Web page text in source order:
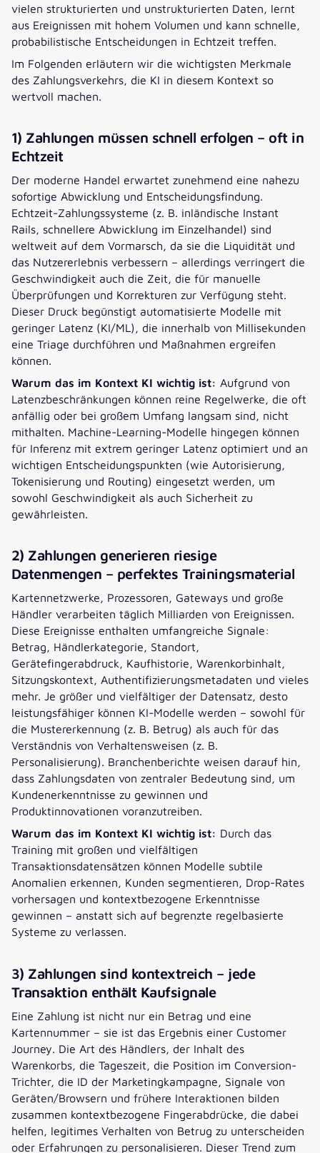
vielen strukturierten und unstrukturierten Daten, lernt
aus Ereignissen mit hohem Volumen und kann schnelle,
probabilistische Entscheidungen in Echtzeit treffen.
Im Folgenden erläutern wir die wichtigsten Merkmale
des Zahlungsverkehrs, die KI in diesem Kontext so
wertvoll machen.
1) Zahlungen müssen schnell erfolgen – oft in
Echtzeit
Der moderne Handel erwartet zunehmend eine nahezu
sofortige Abwicklung und Entscheidungsfindung.
Echtzeit-Zahlungssysteme (z. B. inländische Instant
Rails, schnellere Abwicklung im Einzelhandel) sind
weltweit auf dem Vormarsch, da sie die Liquidität und
das Nutzererlebnis verbessern – allerdings verringert die
Geschwindigkeit auch die Zeit, die für manuelle
Überprüfungen und Korrekturen zur Verfügung steht.
Dieser Druck begünstigt automatisierte Modelle mit
geringer Latenz (KI/ML), die innerhalb von Millisekunden
eine Triage durchführen und Maßnahmen ergreifen
können.
Warum das im Kontext KI wichtig ist: Aufgrund von
Latenzbeschränkungen können reine Regelwerke, die oft
anfällig oder bei großem Umfang langsam sind, nicht
mithalten. Machine-Learning-Modelle hingegen können
für Inferenz mit extrem geringer Latenz optimiert und an
wichtigen Entscheidungspunkten (wie Autorisierung,
Tokenisierung und Routing) eingesetzt werden, um
sowohl Geschwindigkeit als auch Sicherheit zu
gewährleisten.
2) Zahlungen generieren riesige
Datenmengen – perfektes Trainingsmaterial
Kartennetzwerke, Prozessoren, Gateways und große
Händler verarbeiten täglich Milliarden von Ereignissen.
Diese Ereignisse enthalten umfangreiche Signale:
Betrag, Händlerkategorie, Standort,
Gerätefingerabdruck, Kaufhistorie, Warenkorbinhalt,
Sitzungskontext, Authentifizierungsmetadaten und vieles
mehr. Je größer und vielfältiger der Datensatz, desto
leistungsfähiger können KI-Modelle werden – sowohl für
die Mustererkennung (z. B. Betrug) als auch für das
Verständnis von Verhaltensweisen (z. B.
Personalisierung). Branchenberichte weisen darauf hin,
dass Zahlungsdaten von zentraler Bedeutung sind, um
Kundenerkenntnisse zu gewinnen und
Produktinnovationen voranzutreiben.
Warum das im Kontext KI wichtig ist: Durch das
Training mit großen und vielfältigen
Transaktionsdatensätzen können Modelle subtile
Anomalien erkennen, Kunden segmentieren, Drop-Rates
vorhersagen und kontextbezogene Erkenntnisse
gewinnen – anstatt sich auf begrenzte regelbasierte
Systeme zu verlassen.
3) Zahlungen sind kontextreich – jede
Transaktion enthält Kaufsignale
Eine Zahlung ist nicht nur ein Betrag und eine
Kartennummer – sie ist das Ergebnis einer Customer
Journey. Die Art des Händlers, der Inhalt des
Warenkorbs, die Tageszeit, die Position im Conversion-
Trichter, die ID der Marketingkampagne, Signale von
Geräten/Browsern und frühere Interaktionen bilden
zusammen kontextbezogene Fingerabdrücke, die dabei
helfen, legitimes Verhalten von Betrug zu unterscheiden
oder Erfahrungen zu personalisieren. Dieser Trend zum